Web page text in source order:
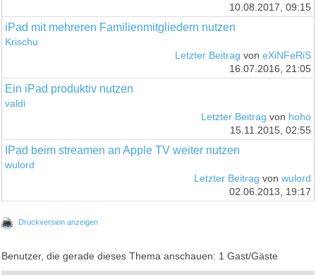
10.08.2017, 09:15
iPad mit mehreren Familienmitgliedern nutzen
Krischu
Letzter Beitrag von eXiNFeRiS
16.07.2016, 21:05
Ein iPad produktiv nutzen
valdi
Letzter Beitrag von hoho
15.11.2015, 02:55
IPad beim streamen an Apple TV weiter nutzen
wulord
Letzter Beitrag von wulord
02.06.2013, 19:17
Druckversion anzeigen
Benutzer, die gerade dieses Thema anschauen: 1 Gast/Gäste